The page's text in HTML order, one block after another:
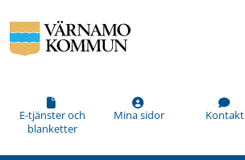
E-tjänster och
blanketter
Mina sidor Kontakt